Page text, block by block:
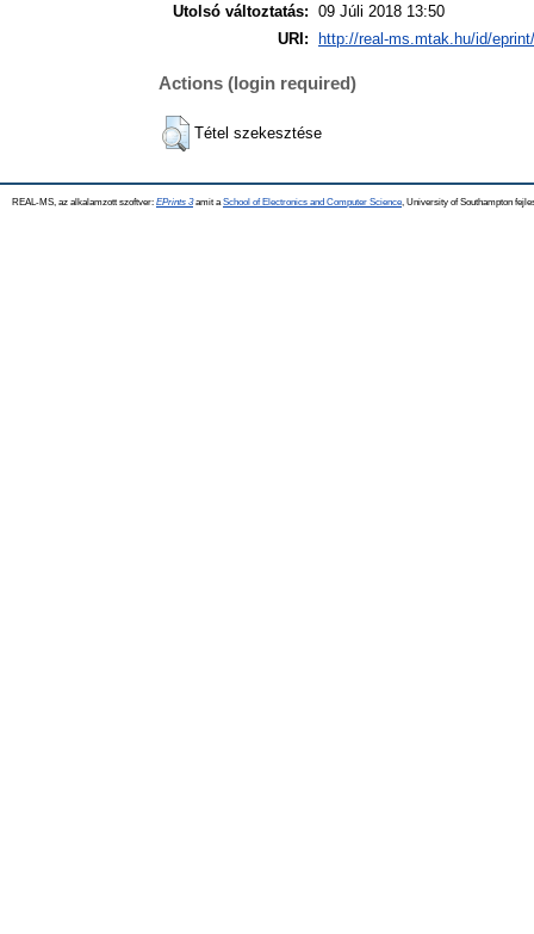
Utolsó változtatás: 09 Júli 2018 13:50
URI:
http://real-ms.mtak.hu/id/
Actions (login required)
Tétel szekesztése
REAL-MS, az alkalamzott szoftver: EPrints 3amit a School of Electronics and Computer Science , University of Southampton